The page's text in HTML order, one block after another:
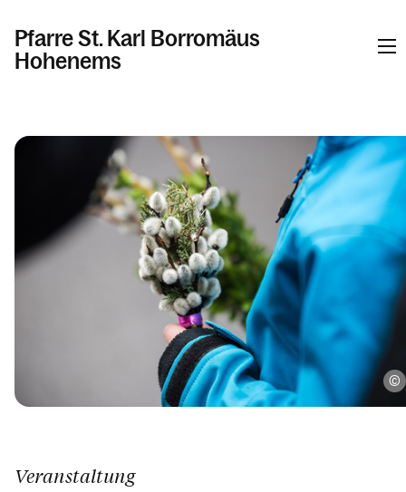
Pfarre St. Karl Borromäus
Hohenems
Kontakt
Veranstaltung